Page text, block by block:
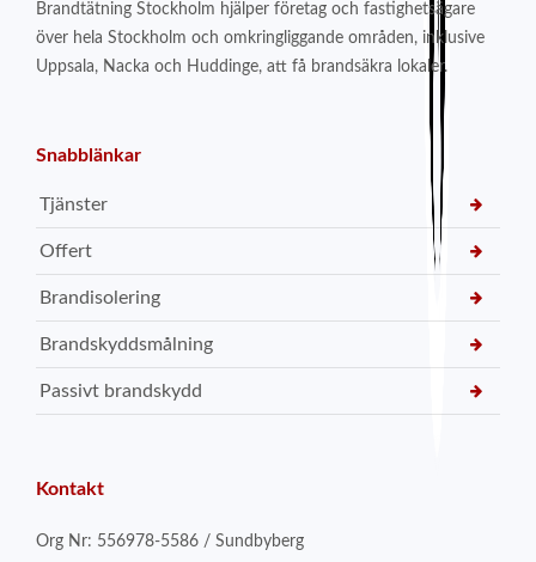
Brandtätning Stockholm hjälper företag och fastighetsägare
över hela Stockholm och omkringliggande områden, inklusive
Uppsala, Nacka och Huddinge, att få brandsäkra lokaler.
Snabblänkar
Tjänster
Offert
Brandisolering
Brandskyddsmålning
Passivt brandskydd
Kontakt
Org Nr: 556978-5586 / Sundbyberg